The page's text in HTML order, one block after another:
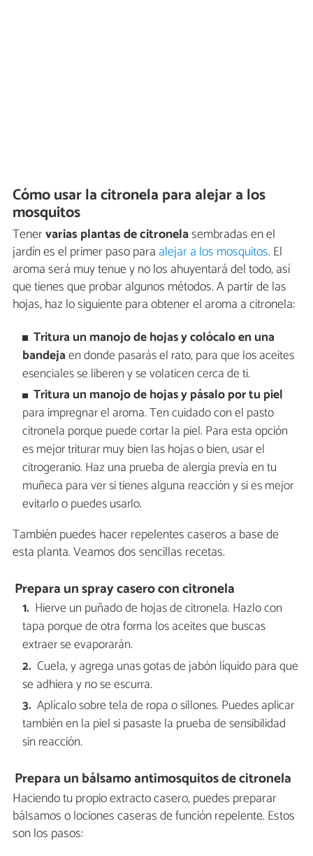
Cómo usar la citronela para alejar a los
mosquitos
Tenervarias plantas de citronelasembradas en el
jardín es el primer paso para alejar a los mosquitos. El
aroma será muy tenue y no los ahuyentará del todo, así
que tienes que probar algunos métodos. A partir de las
hojas, haz lo siguiente para obtener el aroma a citronela:
Tritura un manojo de hojas y colócalo en una
bandejaen donde pasarás el rato, para que los aceites
esenciales se liberen y se volaticen cerca de ti.
Tritura un manojo de hojas y pásalo por tu piel
para impregnar el aroma. Ten cuidado con el pasto
citronela porque puede cortar la piel. Para esta opción
es mejor triturar muy bien las hojas o bien, usar el
citrogeranio. Haz una prueba de alergia previa en tu
muñeca para ver si tienes alguna reacción y si es mejor
evitarlo o puedes usarlo.
También puedes hacer repelentes caseros a base de
esta planta. Veamos dos sencillas recetas.
Prepara un spray casero con citronela
Hierve un puñado de hojas de citronela. Hazlo con
tapa porque de otra forma los aceites que buscas
extraer se evaporarán.
Cuela, y agrega unas gotas de jabón líquido para que
se adhiera y no se escurra.
Aplícalo sobre tela de ropa o sillones. Puedes aplicar
también en la piel si pasaste la prueba de sensibilidad
sin reacción.
Prepara un bálsamo antimosquitos de citronela
Haciendo tu propio extracto casero, puedes preparar
bálsamos o lociones caseras de función repelente. Estos
son los pasos: